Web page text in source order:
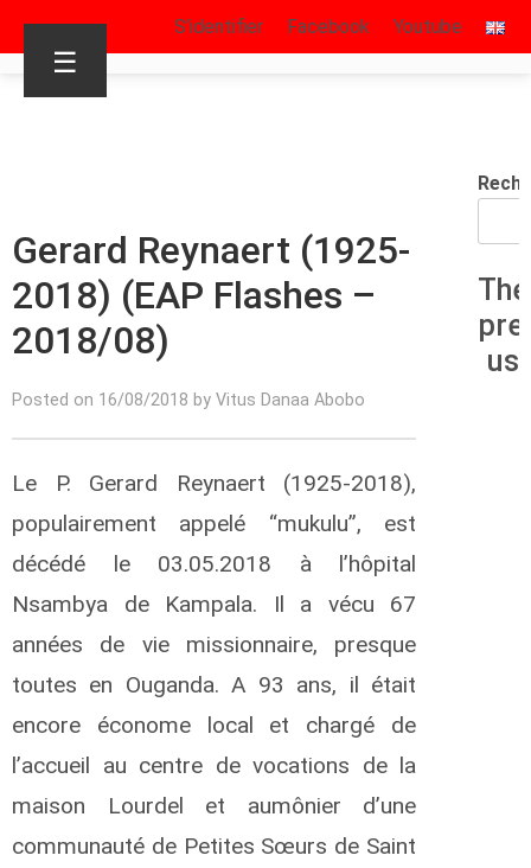
S’identifier Facebook Youtube
☰
Gerard Reynaert (1925-
2018) (EAP Flashes –
2018/08)
Posted on 16/08/2018 by Vitus Danaa Abobo
Le P. Gerard Reynaert (1925-2018),
populairement appelé “mukulu”, est
décédé le 03.05.2018 à l’hôpital
Nsambya de Kampala. Il a vécu 67
années de vie missionnaire, presque
toutes en Ouganda. A 93 ans, il était
encore économe local et chargé de
l’accueil au centre de vocations de la
maison Lourdel et aumônier d’une
communauté de Petites Sœurs de Saint
us